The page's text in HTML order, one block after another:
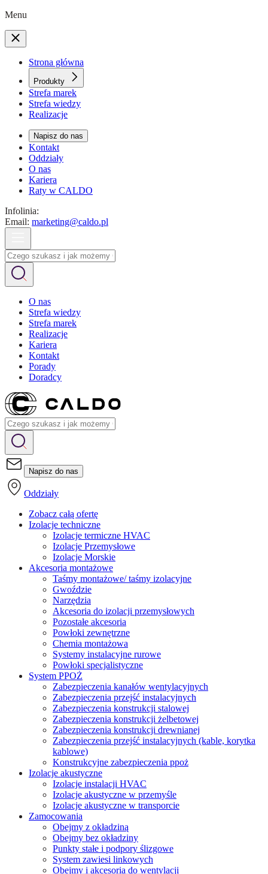
Menu
Strona główna
Produkty
Strefa marek
Strefa wiedzy
Realizacje
Napisz do nas
Kontakt
Oddziały
O nas
Kariera
Raty w CALDO
Infolinia:
Email: marketing@caldo.pl
O nas
Strefa wiedzy
Strefa marek
Realizacje
Kariera
Kontakt
Porady
Doradcy
Napisz do nas
Oddziały
Zobacz całą ofertę
Izolacje techniczne
Izolacje termiczne HVAC
Izolacje Przemysłowe
Izolacje Morskie
Akcesoria montażowe
Taśmy montażowe/ taśmy izolacyjne
Gwoździe
Narzędzia
Akcesoria do izolacji przemysłowych
Pozostałe akcesoria
Powłoki zewnętrzne
Chemia montażowa
Systemy instalacyjne rurowe
Powłoki specjalistyczne
System PPOŻ
Zabezpieczenia kanałów wentylacyjnych
Zabezpieczenia przejść instalacyjnych
Zabezpieczenia konstrukcji stalowej
Zabezpieczenia konstrukcji żelbetowej
Zabezpieczenia konstrukcji drewnianej
Zabezpieczenia przejść instalacyjnych (kable, korytka
kablowe)
Konstrukcyjne zabezpieczenia ppoż
Izolacje akustyczne
Izolacje instalacji HVAC
Izolacje akustyczne w przemyśle
Izolacje akustyczne w transporcie
Zamocowania
Obejmy z okładziną
Obejmy bez okładziny
Punkty stałe i podpory ślizgowe
System zawiesi linkowych
Obejmy i akcesoria do wentylacji